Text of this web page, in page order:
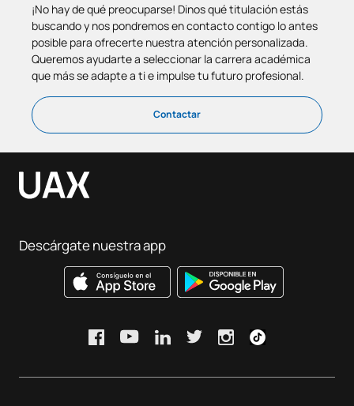
¡No hay de qué preocuparse! Dinos qué titulación estás
buscando y nos pondremos en contacto contigo lo antes
posible para ofrecerte nuestra atención personalizada.
Queremos ayudarte a seleccionar la carrera académica
que más se adapte a ti e impulse tu futuro profesional.
Contactar
Descárgate nuestra app